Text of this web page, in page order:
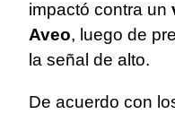
impactó contra un
Aveo, luego de
la señal de alto.
De acuerdo con